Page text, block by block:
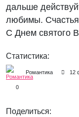
дальше
любимы.
С Днем святого
Статистика:
Романтика 12
0
Поделиться: